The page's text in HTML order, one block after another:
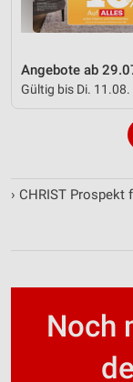
Angebote ab
Gültig bis Di. 11.08.
› CHRIST Prospekt
Noch